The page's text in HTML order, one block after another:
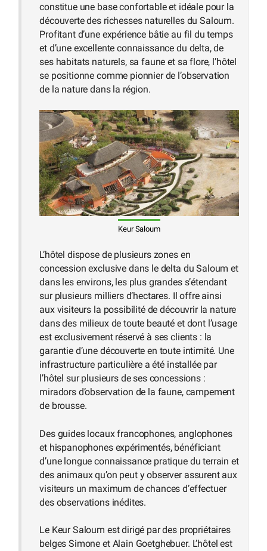
constitue une base confortable et idéale pour la
découverte des richesses naturelles du Saloum.
Profitant d’une expérience bâtie au fil du temps
et d’une excellente connaissance du delta, de
ses habitats naturels, sa faune et sa flore, l’hôtel
se positionne comme pionnier de l’observation
de la nature dans la région.
Keur Saloum
L’hôtel dispose de plusieurs zones en
concession exclusive dans le delta du Saloum et
dans les environs, les plus grandes s’étendant
sur plusieurs milliers d’hectares. Il offre ainsi
aux visiteurs la possibilité de découvrir la nature
dans des milieux de toute beauté et dont l’usage
est exclusivement réservé à ses clients : la
garantie d’une découverte en toute intimité. Une
infrastructure particulière a été installée par
l’hôtel sur plusieurs de ses concessions :
miradors d’observation de la faune, campement
de brousse.
Des guides locaux francophones, anglophones
et hispanophones expérimentés, bénéficiant
d’une longue connaissance pratique du terrain et
des animaux qu’on peut y observer assurent aux
visiteurs un maximum de chances d’effectuer
des observations inédites.
Le Keur Saloum est dirigé par des propriétaires
belges Simone et Alain Goetghebuer. L’hôtel est